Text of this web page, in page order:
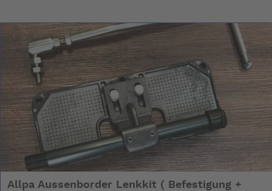
Allpa Aussenborder Lenkkit ( Befestigung +